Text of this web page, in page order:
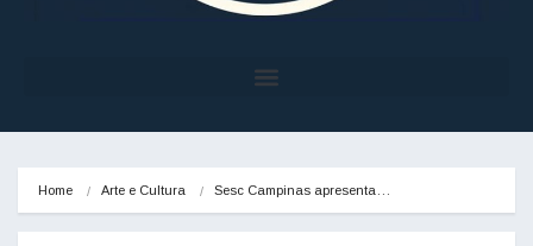
Home Arte e Cultura Sesc Campinas apresenta…